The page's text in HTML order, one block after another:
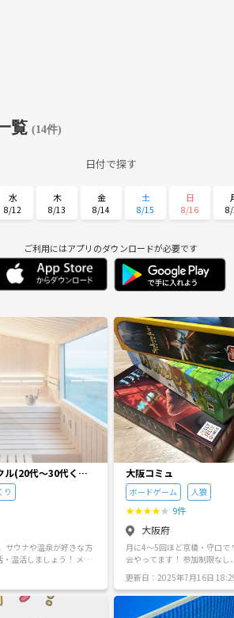
覧 (14件)
日付で探す
水
8/12
木
8/13
金
8/14
土
8/15
日
8/16
8/31 9/1 9/2 9/3
ご利用にはアプリのダウンロードが必要です
ル(20代～30代くら
り
サウナや温泉が好きな方
活しましょう！ メン
た後に皆で食事に行く
酒とかご飯が食べられ
、グルメ好きな人も大
大阪コミュ
ボードゲーム 人狼
★★★★★ 9件
大阪府
月に4〜5回ほど京橋・守口で
会やってます！ 参加制限なし、どなたでも参加くださ
ち込み可！ たまに身内
更新日：2025年7月16日